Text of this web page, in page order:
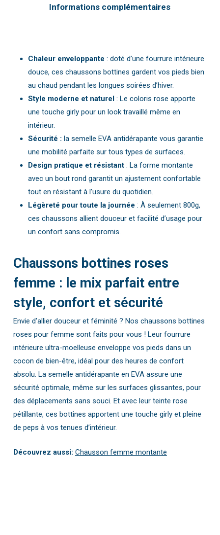
Informations complémentaires
Chaleur enveloppante : doté d’une fourrure intérieure
douce, ces chaussons bottines gardent vos pieds bien
au chaud pendant les longues soirées d’hiver.
Style moderne et naturel: Le coloris rose apporte
une touche girly pour un look travaillé même en
intérieur.
Sécurité : la semelle EVA antidérapante vous garantie
une mobilité parfaite sur tous types de surfaces.
Design pratique et résistant: La forme montante
avec un bout rond garantit un ajustement confortable
tout en résistant à l’usure du quotidien.
Légèreté pour toute la journée : À seulement 800g,
ces chaussons allient douceur et facilité d’usage pour
un confort sans compromis.
Chaussons bottines roses
femme : le mix parfait entre
style, confort et sécurité
Envie d’allier douceur et féminité ? Nos chaussons bottines
roses pour femme sont faits pour vous ! Leur fourrure
intérieure ultra-moelleuse enveloppe vos pieds dans un
cocon de bien-être, idéal pour des heures de confort
absolu. La semelle antidérapante en EVA assure une
sécurité optimale, même sur les surfaces glissantes, pour
des déplacements sans souci. Et avec leur teinte rose
pétillante, ces bottines apportent une touche girly et pleine
de peps à vos tenues d’intérieur.
Découvrez aussi: Chausson femme montante